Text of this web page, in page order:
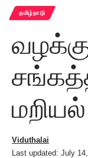
தமிழ்நாடு
Last updated: July
Viduthalai